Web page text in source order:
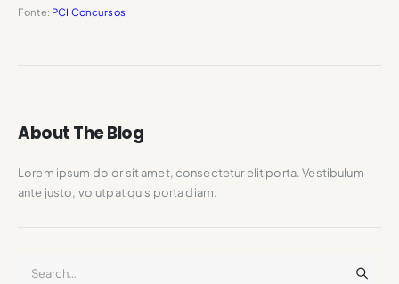
Fonte: PCI Concursos
About The Blog
Lorem ipsum dolor sit amet, consectetur elit porta. Vestibulum
ante justo, volutpat quis porta diam.